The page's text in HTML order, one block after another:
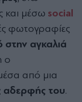
και μέσω social
φωτογραφίες
αγκαλιά
ο
από μια
αδερφής του.